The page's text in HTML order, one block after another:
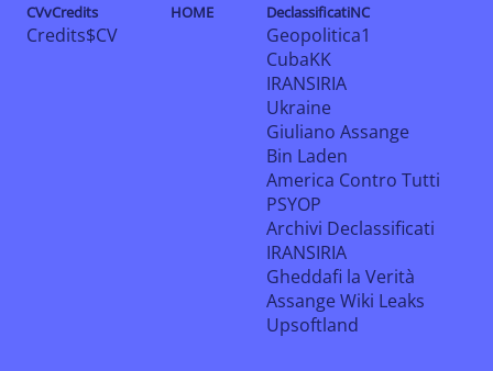
CVvCredits
Credits$CV
HOME DeclassificatiNC
Geopolitica1
CubaKK
IRANSIRIA
Ukraine
Giuliano Assange
Bin Laden
America Contro Tutti
PSYOP
Archivi Declassificati
IRANSIRIA
Gheddafi la Verità
Assange Wiki Leaks
Upsoftland